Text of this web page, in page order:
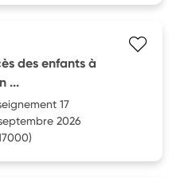
des enfants à
...
17
2026